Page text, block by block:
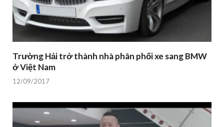
Trường Hải trở thành nhà phân phối xe sang BMW
ở Việt Nam
12/09/2017